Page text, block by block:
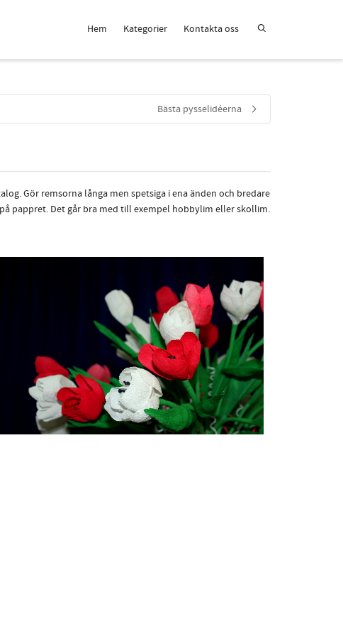
Hem Kategorier Kontakta oss
Bästa pysselidéerna
Gör remsorna långa men spetsiga i ena änden och bredare
pappret. Det går bra med till exempel hobbylim eller skollim.